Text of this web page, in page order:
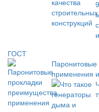
ГОСТ
Паронитовые
применения